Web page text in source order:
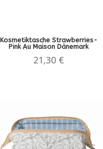
Kosmetiktasche Strawberries-
Pink Au Maison Dänemark
21,30 €